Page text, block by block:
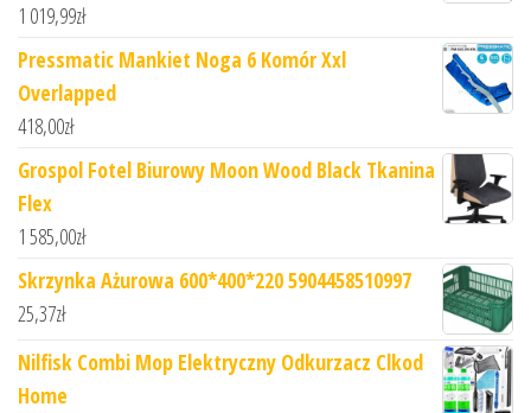
1 019,99zł
Pressmatic Mankiet Noga 6 Komór Xxl
Overlapped
418,00zł
Grospol Fotel Biurowy Moon Wood Black Tkanina
Flex
1 585,00zł
Skrzynka Ażurowa 600*400*220 5904458510997
25,37zł
Nilfisk Combi Mop Elektryczny Odkurzacz Clkod
Home